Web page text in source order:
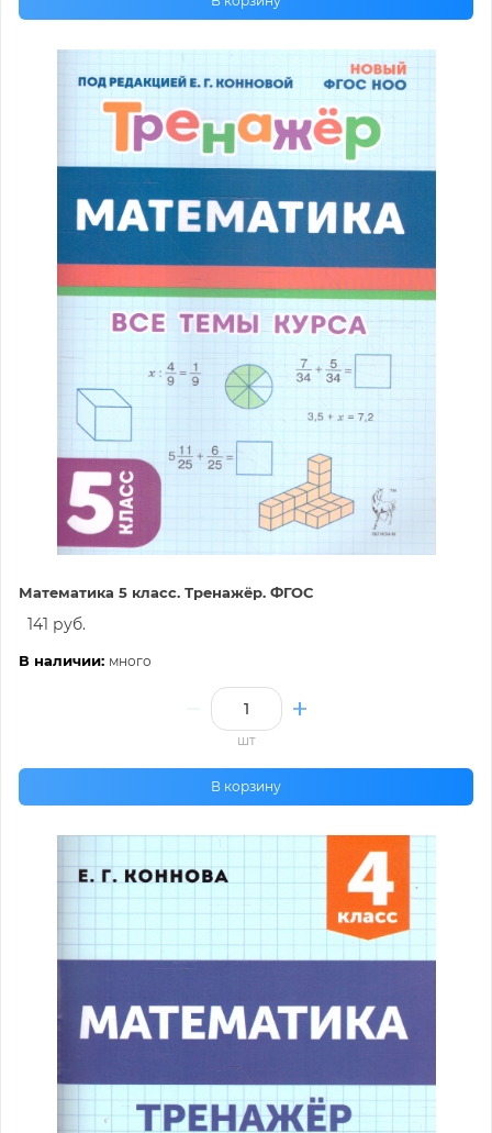
Математика 5 класс. Тренажёр. ФГОС
141 руб.
В наличии: много
шт
В корзину